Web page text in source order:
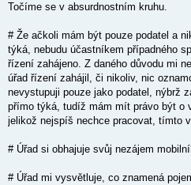
Točíme se v absurdnostním kruhu.
# Že ačkoli mám být pouze podatel a
týká, nebudu účastníkem případného
řízení zahájeno. Z daného důvodu mi
úřad řízení zahájil, či nikoliv, nic
nevystupuji pouze jako podatel, nýbrž
přímo týká, tudíž mám mít právo být o
jelikož nejspíš nechce pracovat, tímto
# Úřad si obhajuje svůj nezájem
# Úřad mi vysvětluje, co znamená